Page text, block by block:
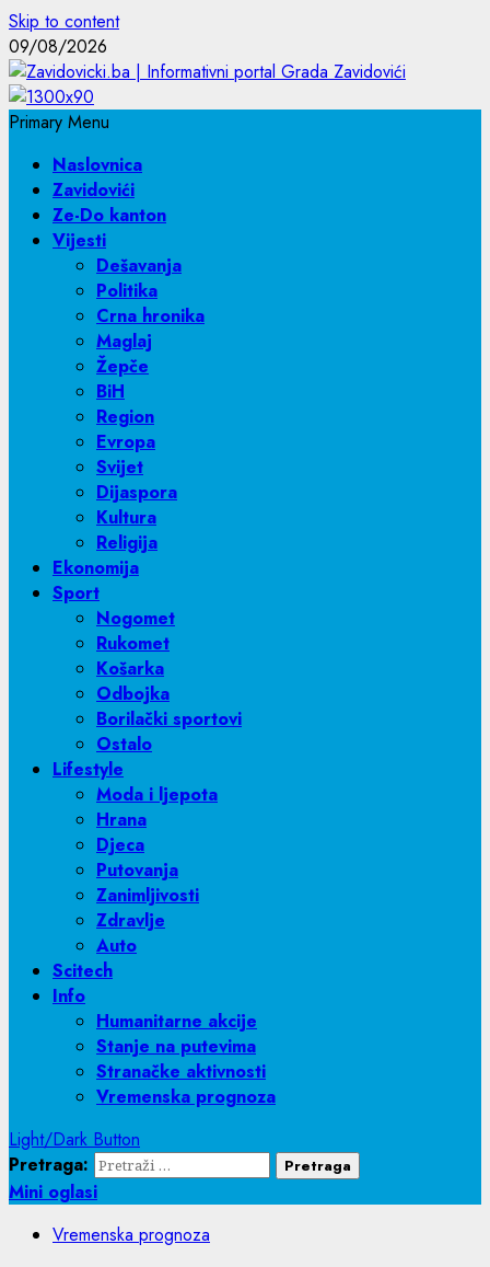
Skip to content
09/08/2026
Primary Menu
Naslovnica
Zavidovići
Ze-Do kanton
Vijesti
Dešavanja
Politika
Crna hronika
Maglaj
Žepče
BiH
Region
Evropa
Svijet
Dijaspora
Kultura
Religija
Ekonomija
Sport
Nogomet
Rukomet
Košarka
Odbojka
Borilački sportovi
Ostalo
Lifestyle
Moda i ljepota
Hrana
Djeca
Putovanja
Zanimljivosti
Zdravlje
Auto
Scitech
Info
Humanitarne akcije
Stanje na putevima
Stranačke aktivnosti
Vremenska prognoza
Light/Dark Button
Pretraga:
Mini oglasi
Vremenska prognoza